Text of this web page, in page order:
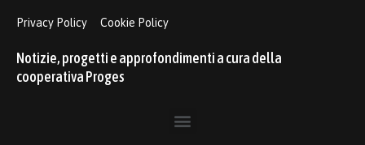
Privacy Policy Cookie Policy
Notizie, progetti e approfondimenti a cura della
cooperativa Proges